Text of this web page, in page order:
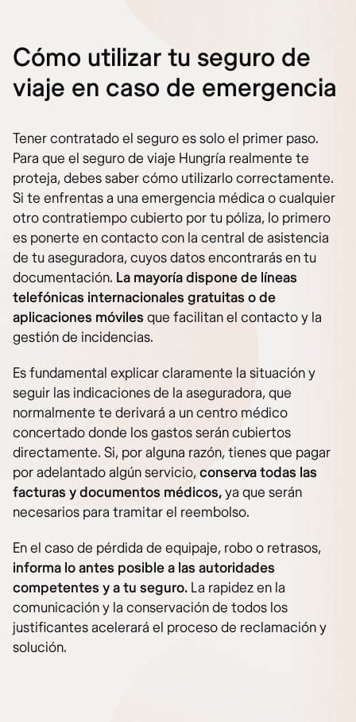
Cómo utilizar tu seguro de
viaje en caso de emergencia
Tener contratado el seguro es solo el primer paso.
Para que el seguro de viaje Hungría realmente te
proteja, debes saber cómo utilizarlo correctamente.
Si te enfrentas a una emergencia médica o cualquier
otro contratiempo cubierto por tu póliza, lo primero
es ponerte en contacto con la central de asistencia
de tu aseguradora, cuyos datos encontrarás en tu
documentación. La mayoría dispone de líneas
telefónicas internacionales gratuitas o de
aplicaciones móvilesque facilitan el contacto y la
gestión de incidencias.
Es fundamental explicar claramente la situación y
seguir las indicaciones de la aseguradora, que
normalmente te derivará a un centro médico
concertado donde los gastos serán cubiertos
directamente. Si, por alguna razón, tienes que pagar
por adelantado algún servicio,conserva todas las
facturas y documentos médicos,ya que serán
necesarios para tramitar el reembolso.
En el caso de pérdida de equipaje, robo o retrasos,
informa lo antes posible a las autoridades
competentes y a tu seguro. La rapidez en la
comunicación y la conservación de todos los
justificantes acelerará el proceso de reclamación y
solución.